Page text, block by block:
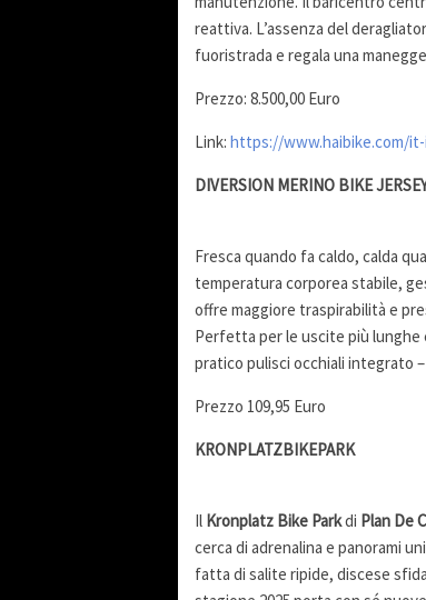
reattiva. L’assenza del
fuoristrada e regala una
Prezzo: 8.500,00 Euro
Link: https://www.haibike.com/
DIVERSION MERINO BIKE
Fresca quando fa caldo, calda
temperatura corporea stabile,
offre maggiore traspirabilità e
Perfetta per le uscite più lunghe
pratico pulisci occhiali integrato
Prezzo 109,95 Euro
KRONPLATZBIKEPARK
Il Kronplatz Bike Parkdi Plan De
cerca di adrenalina e panorami
fatta di salite ripide, discese